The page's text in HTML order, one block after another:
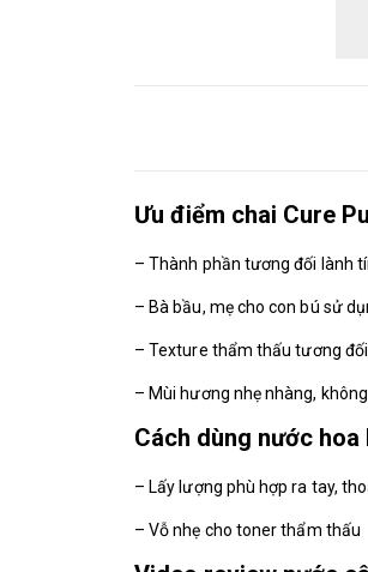
Ưu điểm chai Cure
– Thành phần tương đối lành
– Bà bầu, mẹ cho con bú sử
– Texture thẩm thấu tương
– Mùi hương nhẹ nhàng,
Cách dùng nước
– Lấy lượng phù hợp ra tay,
– Vỗ nhẹ cho toner thẩm thấu